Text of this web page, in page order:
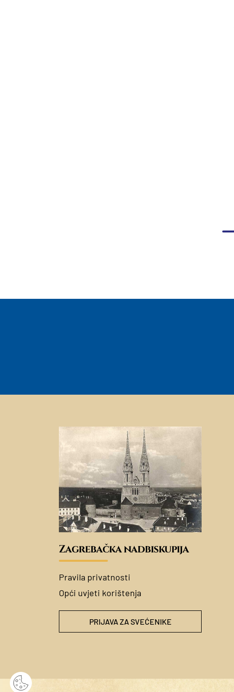
Zagrebačka nadbiskupija
Pravila privatnosti
Opći uvjeti korištenja
PRIJAVA ZA SVEĆENIKE